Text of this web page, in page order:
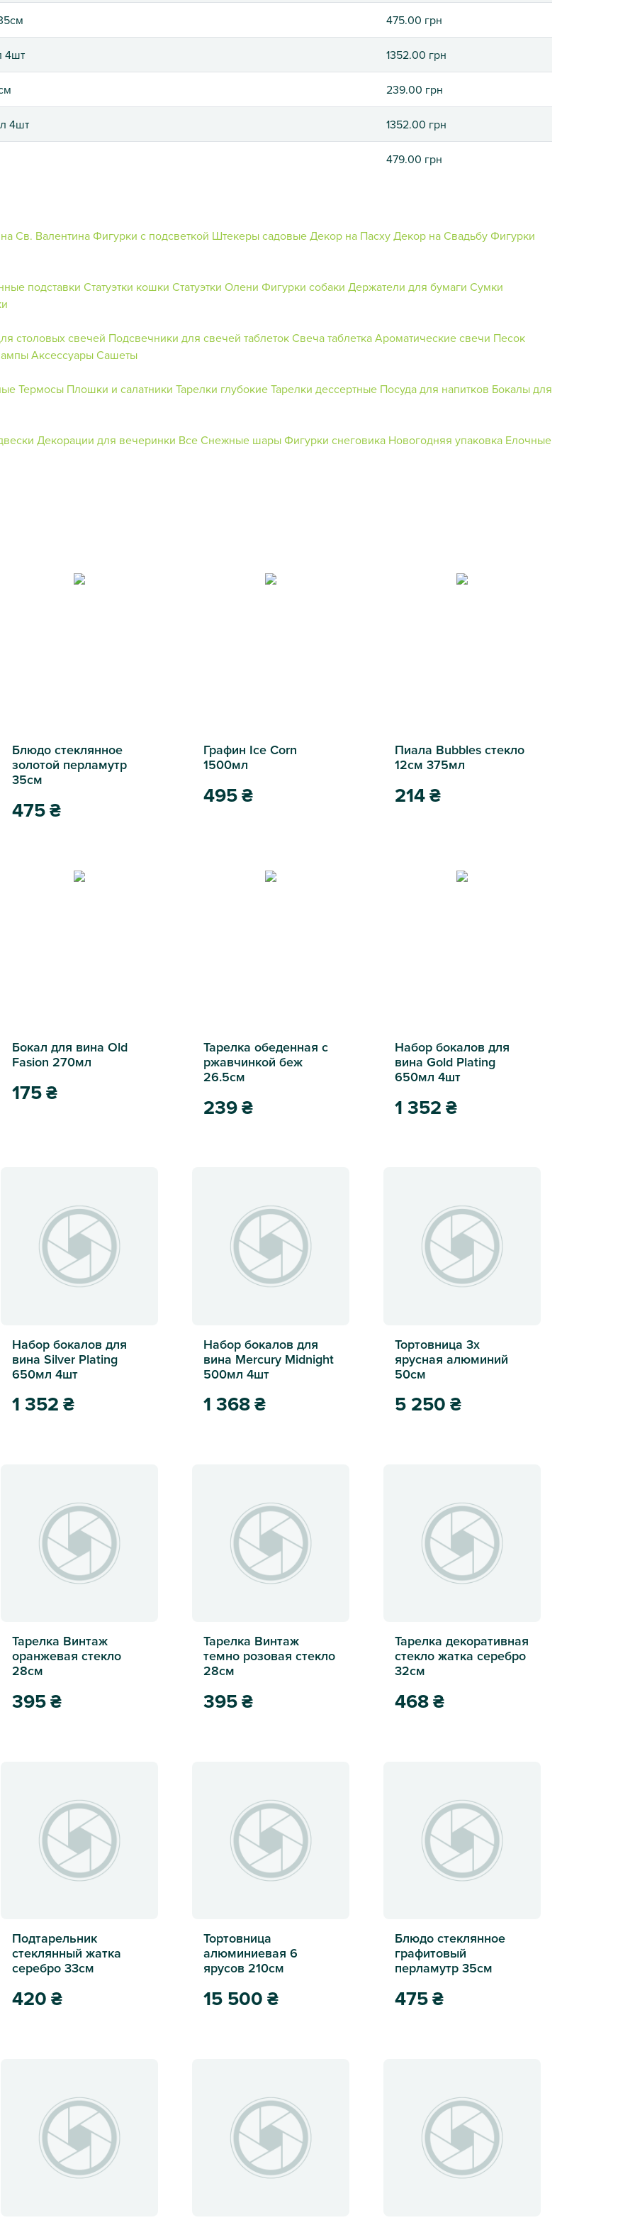
Блюдо стеклянное
золотой перламутр
35см
475₴
Графин Ice Corn
1500мл
495₴
Пиала Bubbles стекло
12см 375мл
214₴
Бокал для вина Old
Fasion 270мл
175₴
Тарелка обеденная с
ржавчинкой беж
26.5см
239₴
Набор бокалов для
вина Gold Plating
650мл 4шт
1 352₴
Набор бокалов для
вина Silver Plating
650мл 4шт
1 352₴
Набор бокалов для
вина Mercury Midnight
500мл 4шт
1 368₴
Тортовница 3х
ярусная алюминий
50см
5 250₴
Тарелка Винтаж
оранжевая стекло
28см
395₴
Тарелка Винтаж
темно розовая стекло
28см
395₴
Тарелка декоративная
стекло жатка серебро
32см
468₴
Подтарельник
стеклянный жатка
серебро 33см
420₴
Тортовница
алюминиевая 6
ярусов 210см
15 500₴
Блюдо стеклянное
графитовый
перламутр 35см
475₴
475.00 грн
4шт 1352.00 грн
239.00 грн
4шт 1352.00 грн
479.00 грн
Св. ВалентинаФигурки с подсветкой Штекеры садовыеДекор на ПасхуДекор на СвадьбуФигурки
подставки Статуэтки кошки Статуэтки Олени Фигурки собаки Держатели для бумаги Сумки
столовых свечей Подсвечники для свечей таблетокСвеча таблеткаАроматические свечи Песок
АксессуарыСашеты
Термосы Плошки и салатники Тарелки глубокиеТарелки дессертные Посуда для напитков Бокалы для
Декорации для вечеринки Все Снежные шарыФигурки снеговика Новогодняя упаковка Елочные